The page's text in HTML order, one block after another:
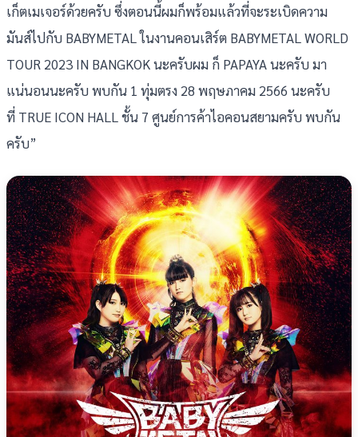
เก็ตเมเจอร์ด้วยครับ ซึ่งตอนนี้ผมก็พร้อมแล้วที่จะระเบิดความ
มันส์ไปกับ BABYMETAL ในงานคอนเสิร์ต BABYMETAL WORLD
TOUR 2023 IN BANGKOK นะครับผม ก็ PAPAYA นะครับ มา
แน่นอนนะครับ พบกัน 1 ทุ่มตรง 28 พฤษภาคม 2566 นะครับ
ที่ TRUE ICON HALL ชั้น 7 ศูนย์การค้าไอคอนสยามครับ พบกัน
ครับ”